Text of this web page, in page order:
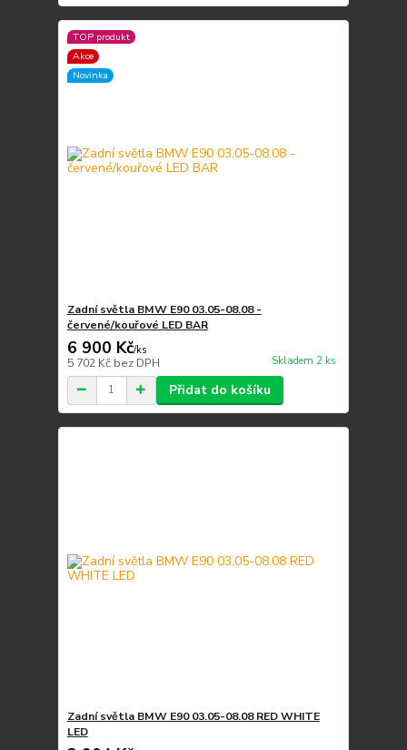
TOP produkt
Akce
Novinka
Zadní světla BMW E90 03.05-08.08 -
červené/kouřové LED BAR
6 900 Kč/ks
5 702 Kč bez DPH Skladem 2 ks
Přidat do košíku
Zadní světla BMW E90 03.05-08.08 RED WHITE
LED